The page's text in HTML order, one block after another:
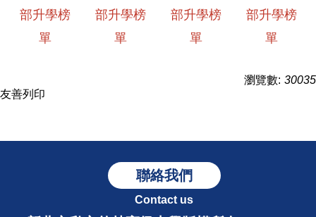
部升學榜
單
部升學榜
單
部升學榜
單
部升學榜
單
瀏覽數: 30035
友善列印
聯絡我們
Contact us